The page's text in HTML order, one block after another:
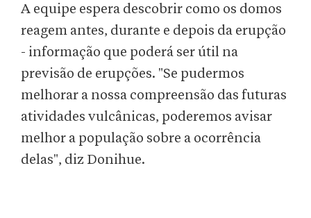
A equipe espera descobrir como os domos
reagem antes, durante e depois da erupção
- informação que poderá ser útil na
previsão de erupções. "Se pudermos
melhorar a nossa compreensão das futuras
atividades vulcânicas, poderemos avisar
melhor a população sobre a ocorrência
delas", diz Donihue.